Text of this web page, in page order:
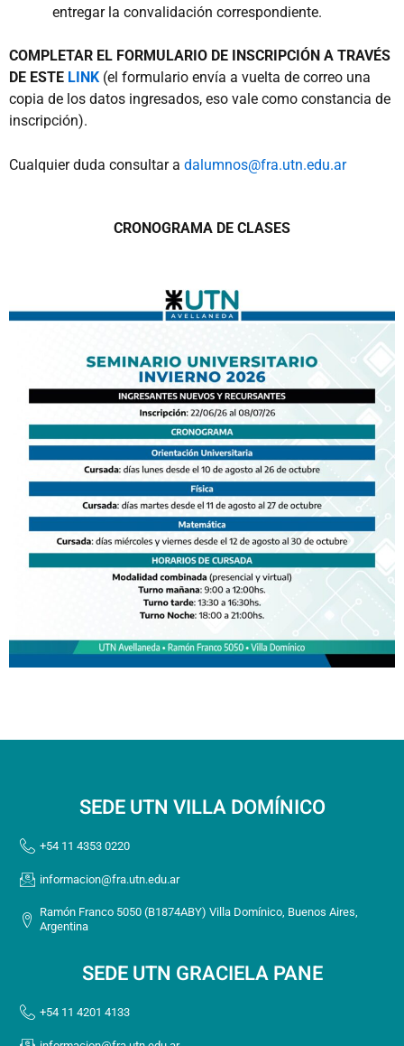
entregar la convalidación correspondiente.
COMPLETAR EL FORMULARIO DE INSCRIPCIÓN A TRAVÉS
DE ESTE LINK (el formulario envía a vuelta de correo una
copia de los datos ingresados, eso vale como constancia de
inscripción).
Cualquier duda consultar a dalumnos@fra.utn.edu.ar
CRONOGRAMA DE CLASES
SEDE UTN VILLA DOMÍNICO
+54 11 4353 0220
informacion@fra.utn.edu.ar
Ramón Franco 5050 (B1874ABY) Villa Domínico, Buenos Aires,
Argentina
SEDE UTN GRACIELA PANE
+54 11 4201 4133